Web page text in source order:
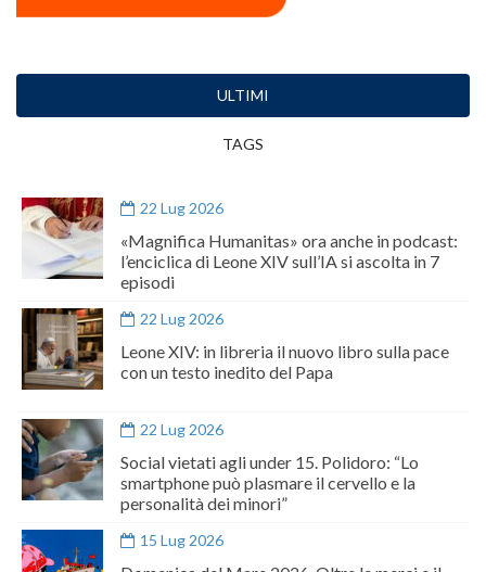
ULTIMI
TAGS
22 Lug 2026
«Magnifica Humanitas» ora anche in podcast:
l’enciclica di Leone XIV sull’IA si ascolta in 7
episodi
22 Lug 2026
Leone XIV: in libreria il nuovo libro sulla pace
con un testo inedito del Papa
22 Lug 2026
Social vietati agli under 15. Polidoro: “Lo
smartphone può plasmare il cervello e la
personalità dei minori”
15 Lug 2026